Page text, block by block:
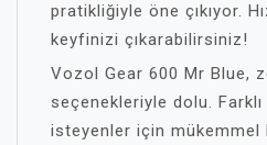
pratikliğiyle öne çıkıyor.
keyfinizi çıkarabilirsiniz!
Vozol Gear 600 Mr Blue,
seçenekleriyle dolu.
isteyenler için mükemmel